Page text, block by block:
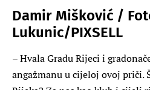
Damir Mišković /
Lukunic/PIXSELL
– Hvala Gradu Rijeci i
angažmanu u cijeloj ovoj priči.